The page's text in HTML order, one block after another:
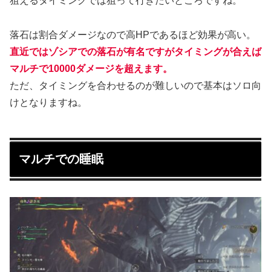
落石は割合ダメージなので高HPであるほど効果が高い。
直近ではゾシアでの落石が有名ですがタイミングが合えば
マルチで10000ダメージを超えます。
ただ、タイミングを合わせるのが難しいので基本はソロ向
けとなりますね。
マルチでの睡眠